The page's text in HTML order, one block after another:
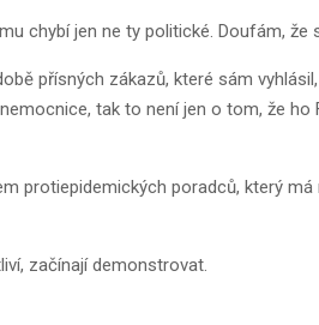
chybí jen ne ty politické. Doufám, že
přísných zákazů, které sám
tak to není jen o tom, že
protiepidemických poradců, který
začínají demonstrovat.